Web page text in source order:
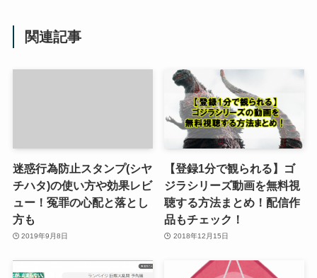
関連記事
迷惑行為防止スタンプ(シヤ
チハタ)の使い方や効果レビ
ュー！冤罪の心配と落とし
方も
2019年9月8日
【登録1分で観られる】ゴ
ジラシリーズ動画を無料視
聴する方法まとめ！配信作
品もチェック！
2018年12月15日